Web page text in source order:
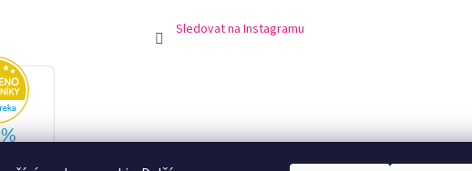
Sledovat na Instagramu